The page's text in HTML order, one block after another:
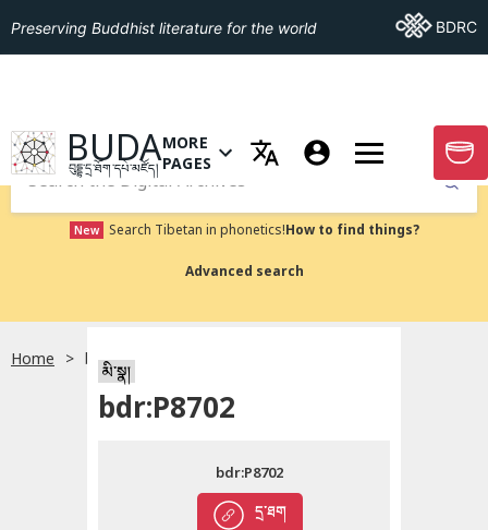
English
Preserving Buddhist literature for the world Go ToBDRC
GO TO HOMEPAGE
BUDA
བུདྡྷ་དྲ་ཐོག་དཔེ་མཛོད།
OPEN MENU OF MORE PAGES
MORE
PAGES
GO
Submit
New Search Tibetan in phonetics!How to find things?
Advanced search
Home bdr:P8702
མི་སྣ།
bdr:P8702
དྲ་ཐག
bdr:P8702